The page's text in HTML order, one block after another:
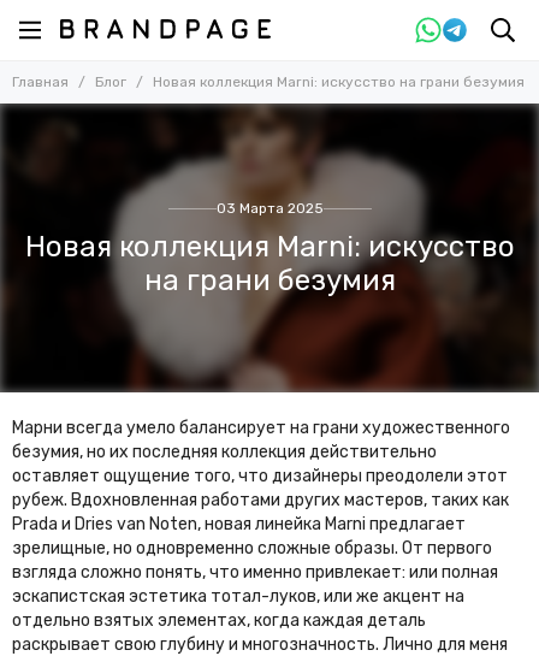
Главная Блог Новая коллекция Marni: искусство на грани безумия
03 Марта 2025
Новая коллекция Marni: искусство
на грани безумия
Марни всегда умело балансирует на грани художественного
безумия, но их последняя коллекция действительно
оставляет ощущение того, что дизайнеры преодолели этот
рубеж. Вдохновленная работами других мастеров, таких как
Prada и Dries van Noten, новая линейка Marni предлагает
зрелищные, но одновременно сложные образы. От первого
взгляда сложно понять, что именно привлекает: или полная
эскапистская эстетика тотал-луков, или же акцент на
отдельно взятых элементах, когда каждая деталь
раскрывает свою глубину и многозначность. Лично для меня